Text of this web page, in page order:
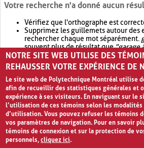
Votre recherche n'a donné aucun
Vérifiez que l'orthographe est
Supprimez les guillemets autour des
rechercher chaque mot séparément.
souvent plus de résultat que"garage
Envisagez d'élargir votre recherche
retournera souvent plus de résultat
NOTRE SITE WEB UTILISE DES
REHAUSSER VOTRE EXPÉRIENCE DE
Le site web de Polytechnique Montréal utilise
afin de recueillir des statistiques générales et
expérience à ses visiteurs. En naviguant sur le
l’utilisation de ces témoins selon les
d’utilisation. Vous pouvez refuser les témoins
vos paramètres de navigation. Pour en savoir
témoins de connexion et sur la protection de
personnels,cliquez ici.